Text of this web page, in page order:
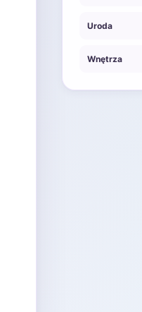
Uroda
Wnętrza